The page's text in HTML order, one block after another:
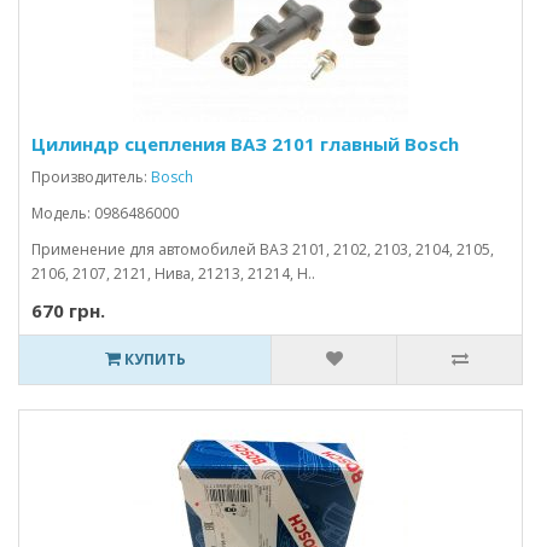
Цилиндр сцепления ВАЗ 2101 главный Bosch
Производитель: Bosch
Модель: 0986486000
Применение для автомобилей ВАЗ 2101, 2102, 2103, 2104, 2105,
2106, 2107, 2121, Нива, 21213, 21214, Н..
670 грн.
КУПИТЬ